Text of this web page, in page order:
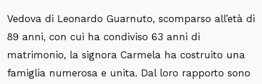
Vedova di Leonardo Guarnuto, scomparso all’età di
89 anni, con cui ha condiviso 63 anni di
matrimonio, la signora Carmela ha costruito una
famiglia numerosa e unita. Dal loro rapporto sono